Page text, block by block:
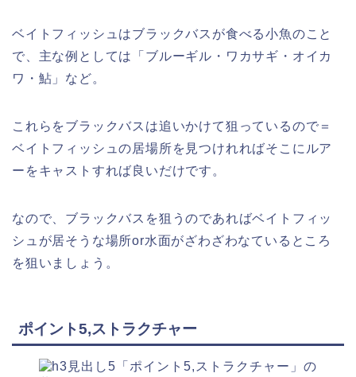
ベイトフィッシュはブラックバスが食べる小魚のこと
で、主な例としては「ブルーギル・ワカサギ・オイカ
ワ・鮎」など。
これらをブラックバスは追いかけて狙っているので＝
ベイトフィッシュの居場所を見つけれればそこにルア
ーをキャストすれば良いだけです。
なので、ブラックバスを狙うのであればベイトフィッ
シュが居そうな場所or水面がざわざわなているところ
を狙いましょう。
ポイント5,ストラクチャー